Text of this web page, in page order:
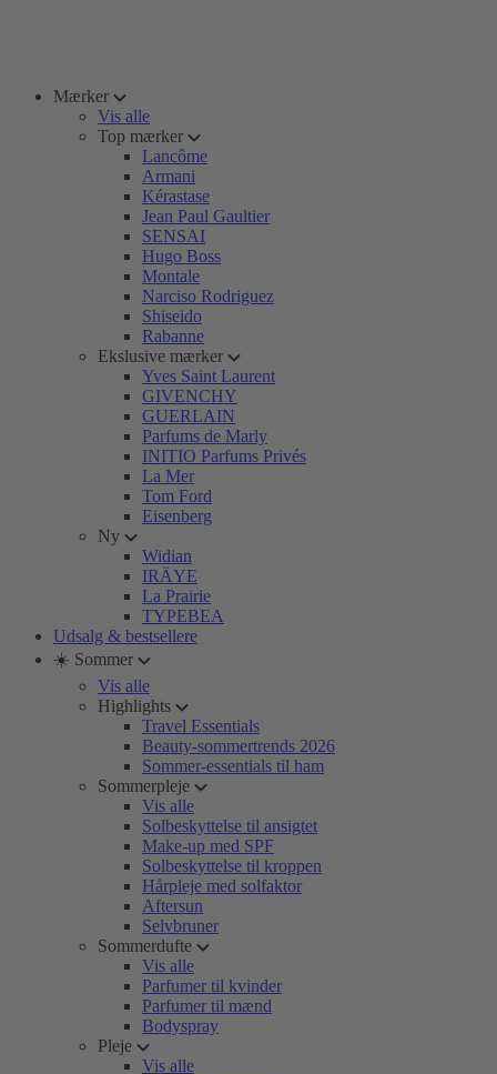
Mærker
Vis alle
Top mærker
Lancôme
Armani
Kérastase
Jean Paul Gaultier
SENSAI
Hugo Boss
Montale
Narciso Rodriguez
Shiseido
Rabanne
Ekslusive mærker
Yves Saint Laurent
GIVENCHY
GUERLAIN
Parfums de Marly
INITIO Parfums Privés
La Mer
Tom Ford
Eisenberg
Ny
Widian
IRÄYE
La Prairie
TYPEBEA
Udsalg & bestsellere
☀️ Sommer
Vis alle
Highlights
Travel Essentials
Beauty-sommertrends 2026
Sommer-essentials til ham
Sommerpleje
Vis alle
Solbeskyttelse til ansigtet
Make-up med SPF
Solbeskyttelse til kroppen
Hårpleje med solfaktor
Aftersun
Selvbruner
Sommerdufte
Vis alle
Parfumer til kvinder
Parfumer til mænd
Bodyspray
Pleje
Vis alle